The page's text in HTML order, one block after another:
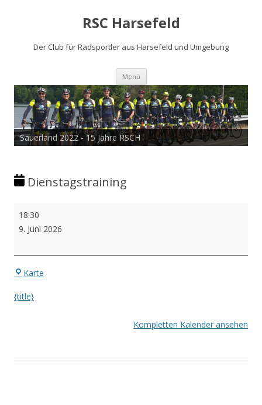
RSC Harsefeld
Der Club für Radsportler aus Harsefeld und Umgebung
Menü Zum
springen
Sauerland 2022 - 15 Jahre RSCH
Dienstagstraining
18:30
9. Juni 2026
Karte
{title}
Kompletten Kalender ansehen